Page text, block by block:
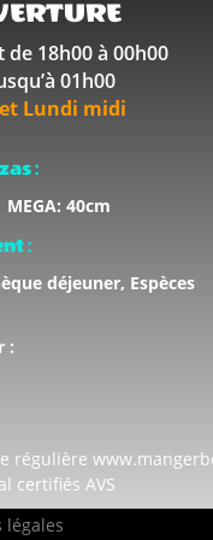
18h00 à 00h00
01h00
Lundi midi
:
40cm
:
déjeuner, Espèces
:
régulière
certifiés AVS
légales